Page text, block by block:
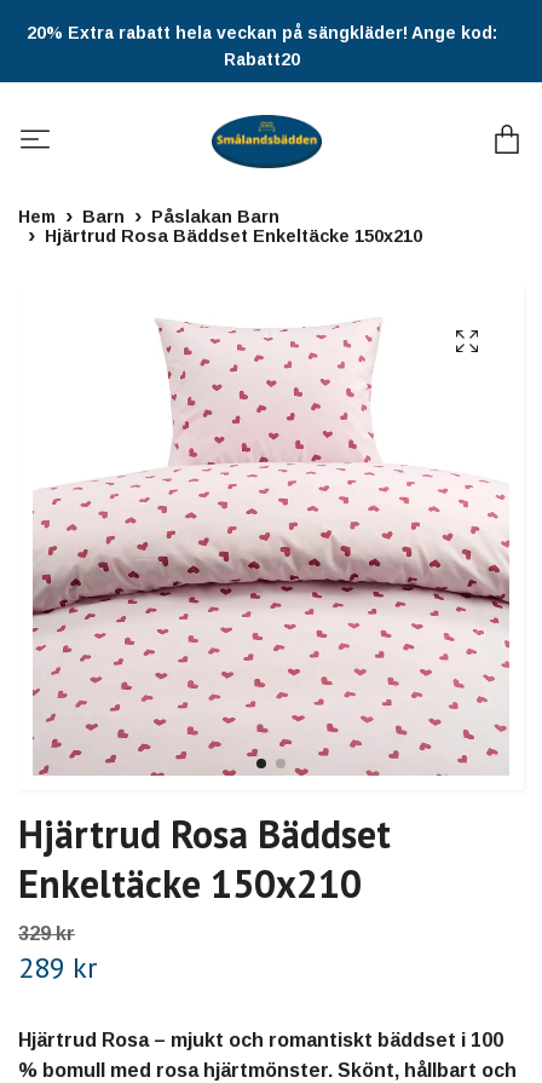
20% Extra rabatt hela veckan på sängkläder! Ange kod:
Rabatt20
Hem Barn
Påslakan Barn
Hjärtrud Rosa Bäddset Enkeltäcke 150x210
Hjärtrud Rosa Bäddset
Enkeltäcke 150x210
329 kr
289 kr
Hjärtrud Rosa – mjukt och romantiskt bäddset i 100
% bomull med rosa hjärtmönster. Skönt, hållbart och